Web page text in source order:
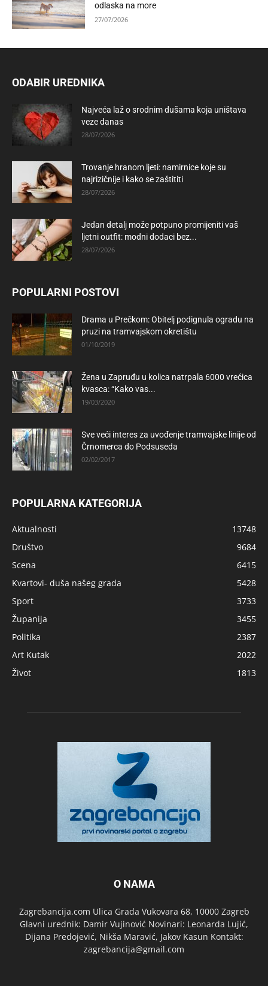
odlaska na more
27/07/2026
ODABIR UREDNIKA
Najveća laž o srodnim dušama koja uništava
veze danas
28/07/2026
Trovanje hranom ljeti: namirnice koje su
najrizičnije i kako se zaštititi
28/07/2026
Jedan detalj može potpuno promijeniti vaš
ljetni outfit: modni dodaci bez...
28/07/2026
POPULARNI POSTOVI
Drama u Prečkom: Obitelj podignula ogradu na
pruzi na tramvajskom okretištu
01/10/2019
Žena u Zapruđu u kolica natrpala 6000 vrećica
kvasca: “Kako vas...
19/03/2020
Sve veći interes za uvođenje tramvajske linije od
Črnomerca do Podsuseda
02/02/2017
POPULARNA KATEGORIJA
Aktualnosti
13748
Društvo
9684
Scena
6415
Kvartovi- duša našeg grada
5428
Sport
3733
Županija
3455
Politika
2387
Art Kutak
2022
Život
1813
O NAMA
Zagrebancija.com Ulica Grada Vukovara 68, 10000 Zagreb
Glavni urednik: Damir Vujinović Novinari: Leonarda Lujić,
Dijana Predojević, Nikša Maravić, Jakov Kasun Kontakt:
zagrebancija@gmail.com